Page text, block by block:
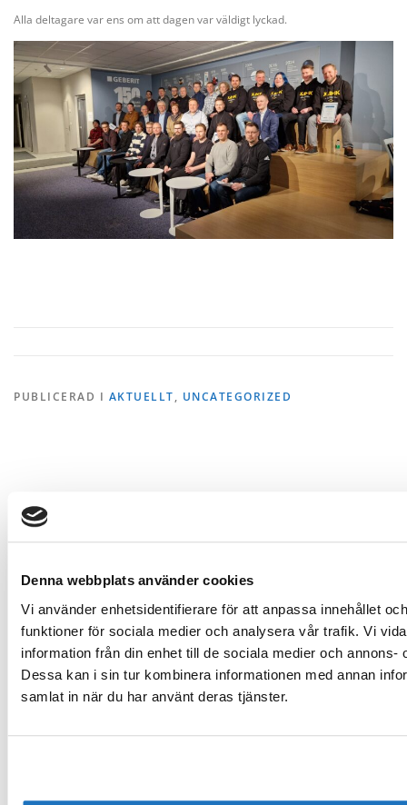
Denna webbplats använder cookies
Vi använder enhetsidentifierare för att anpassa innehållet
funktioner för sociala medier och analysera vår trafik. Vi
information från din enhet till de sociala medier och
Dessa kan i sin tur kombinera informationen med annan
samlat in när du har använt deras tjänster.
Alla deltagare var ens om att dagen var väldigt lyckad.
PUBLICERAD I AKTUELLT, UNCATEGORIZED